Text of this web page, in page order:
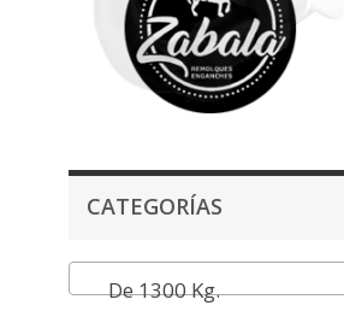
CATEGORÍAS
De 1300 Kg.